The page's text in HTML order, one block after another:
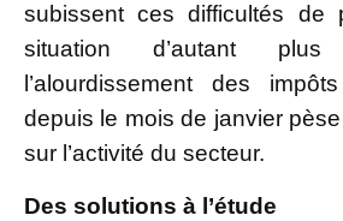
subissent ces difficultés de
situation d’autant
l’alourdissement des
depuis le mois de janvier
sur l’activité du secteur.
Des solutions à l’étude